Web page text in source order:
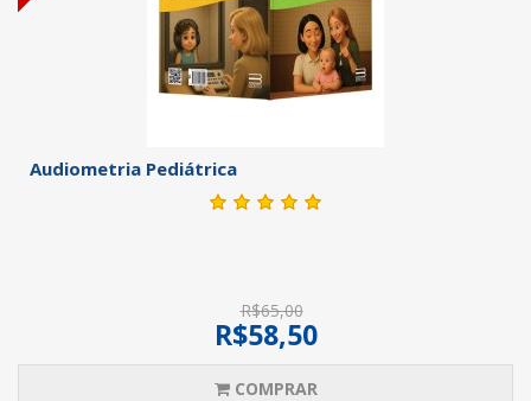
Audiometria Pediátrica
R$65,00
R$58,50
COMPRAR